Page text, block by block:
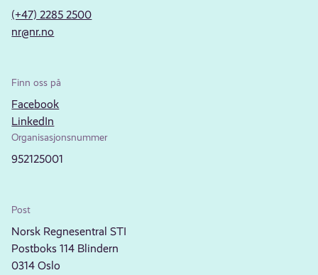
(+47) 2285 2500
nr@nr.no
Finn oss på
Facebook
LinkedIn
Organisasjonsnummer
952125001
Post
Norsk Regnesentral STI
Postboks 114 Blindern
0314 Oslo